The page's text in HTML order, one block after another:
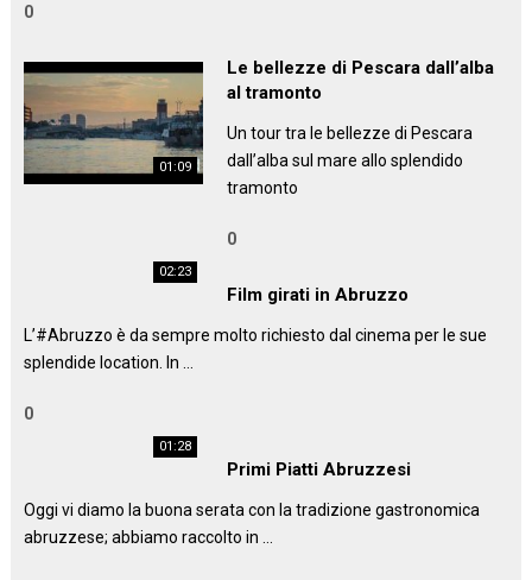
0
01:09
Le bellezze di Pescara dall’alba
al tramonto
Un tour tra le bellezze di Pescara
dall’alba sul mare allo splendido
tramonto
0
02:23
Film girati in Abruzzo
L’#Abruzzo è da sempre molto richiesto dal cinema per le sue
splendide location. In …
0
01:28
Primi Piatti Abruzzesi
Oggi vi diamo la buona serata con la tradizione gastronomica
abruzzese; abbiamo raccolto in …